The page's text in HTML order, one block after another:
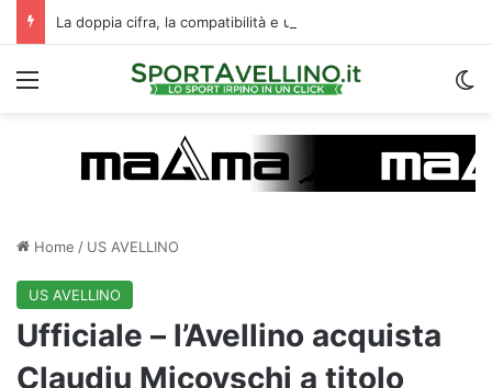
Menu
Home / US AVELLINO
US AVELLINO
Ufficiale – l’Avellino acquista
Claudiu Micovschi a titolo